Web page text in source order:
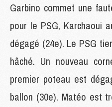
Garbino commet une
pour le PSG, Karchaoui
dégagé (24e). Le PSG
hâché. Un nouveau
premier poteau est
ballon (30e). Matéo est